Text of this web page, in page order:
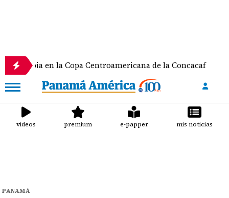
en la Copa Centroamericana de la Concacaf
videos premium e-papper mis noticias
PANAMÁ